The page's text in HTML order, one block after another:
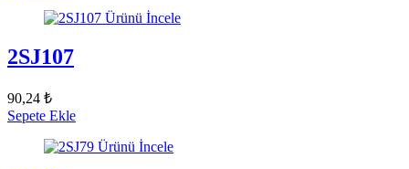
Ürünü İncele
2SJ107
90,24 ₺
Sepete Ekle
Ürünü İncele